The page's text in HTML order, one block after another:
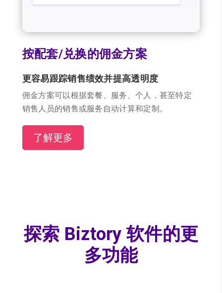
按配套/兑换的佣金方案
更容易跟踪销售绩效并提高透明度
佣金方案可以根据套餐、服务、个人，甚至特定
销售人员的销售或服务自动计算和定制。
了解更多
探索 Biztory 软件的更
多功能